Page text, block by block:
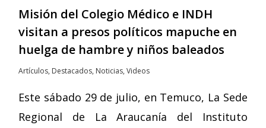
Misión del Colegio Médico e INDH
visitan a presos políticos mapuche en
huelga de hambre y niños baleados
Artículos, Destacados, Noticias,Videos
Este sábado 29 de julio, en Temuco, La Sede
Regional de La Araucanía del Instituto